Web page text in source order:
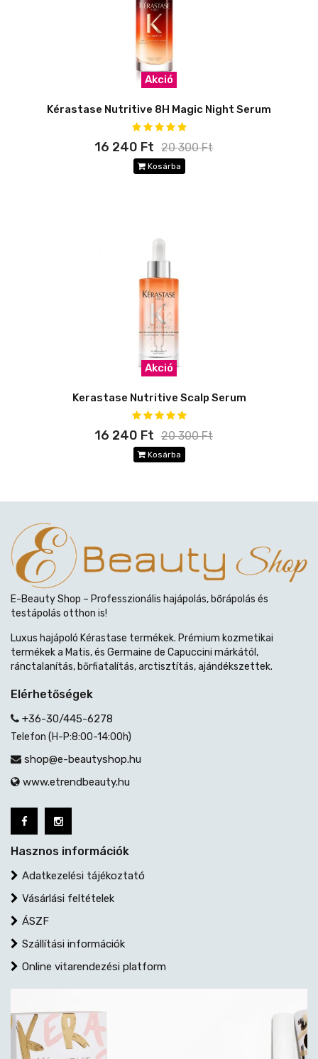
Akció
Kérastase Nutritive 8H Magic Night Serum
16 240 Ft 20 300 Ft
Kosárba
Akció
Kerastase Nutritive Scalp Serum
16 240 Ft 20 300 Ft
Kosárba
E-Beauty Shop – Professzionális hajápolás, bőrápolás és
testápolás otthon is!
Luxus hajápoló Kérastase termékek. Prémium kozmetikai
termékek a Matis, és Germaine de Capuccini márkától,
ránctalanítás, bőrfiatalítás, arctisztítás, ajándékszettek.
Elérhetőségek
+36-30/445-6278
Telefon (H-P:8:00-14:00h)
shop@e-beautyshop.hu
www.etrendbeauty.hu
Hasznos információk
Adatkezelési tájékoztató
Vásárlási feltételek
ÁSZF
Szállítási információk
Online vitarendezési platform